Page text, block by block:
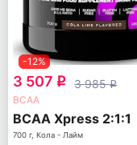
-12%
3 507 q 3 985q
ВСАА
BCAA Xpress 2:1:1
700 г, Кола - Лайм